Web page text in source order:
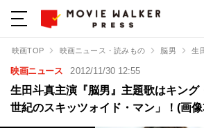
映画TOP 映画ニュース・読みもの 脳男 生
映画ニュース 2012/11/30 12:55
生田斗真主演『脳男』主題歌はキング
世紀のスキッツォイド・マン」！(画